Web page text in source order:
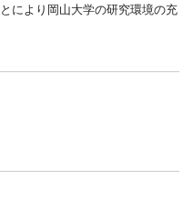
により岡山大学の研究環境の充